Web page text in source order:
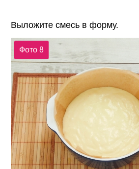
Выложите смесь в форму.
Фото 8